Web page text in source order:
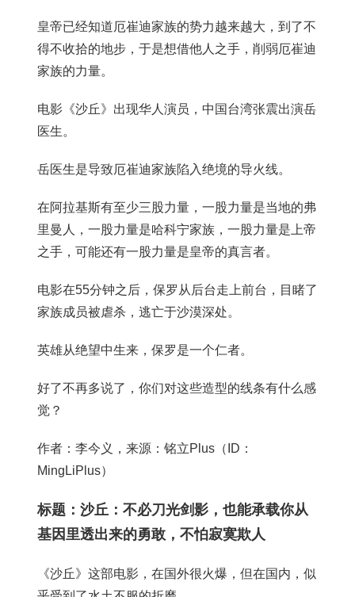
皇帝已经知道厄崔迪家族的势力越来越大，到了不
得不收拾的地步，于是想借他人之手，削弱厄崔迪
家族的力量。
电影《沙丘》出现华人演员，中国台湾张震出演岳
医生。
岳医生是导致厄崔迪家族陷入绝境的导火线。
在阿拉基斯有至少三股力量，一股力量是当地的弗
里曼人，一股力量是哈科宁家族，一股力量是上帝
之手，可能还有一股力量是皇帝的真言者。
电影在55分钟之后，保罗从后台走上前台，目睹了
家族成员被虐杀，逃亡于沙漠深处。
英雄从绝望中生来，保罗是一个仁者。
好了不再多说了，你们对这些造型的线条有什么感
觉？
作者：李今义，来源：铭立Plus（ID：
MingLiPlus）
标题：沙丘：不必刀光剑影，也能承载你从
基因里透出来的勇敢，不怕寂寞欺人
《沙丘》这部电影，在国外很火爆，但在国内，似